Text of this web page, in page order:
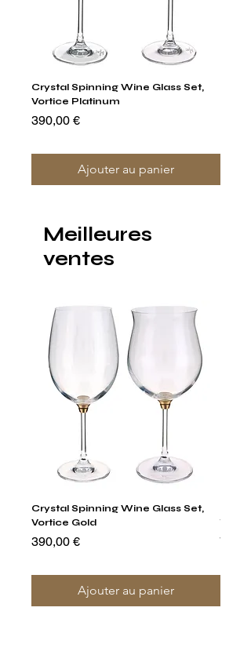
Crystal Spinning Wine Glass Set,
Vortice Platinum
Prix
390,00 €
Ajouter au panier
Meilleures
ventes
Crystal Spinning Wine Glass Set,
Vortice Gold
Prix
390,00 €
Ajouter au panier
Prix